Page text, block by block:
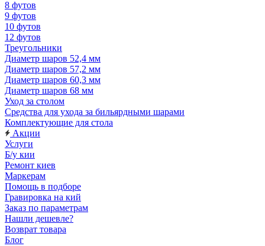
8 футов
9 футов
10 футов
12 футов
Треугольники
Диаметр шаров 52,4 мм
Диаметр шаров 57,2 мм
Диаметр шаров 60,3 мм
Диаметр шаров 68 мм
Уход за столом
Средства для ухода за бильярдными шарами
Комплектующие для стола
Акции
Услуги
Б/у кии
Ремонт киев
Маркерам
Помощь в подборе
Гравировка на кий
Заказ по параметрам
Нашли дешевле?
Возврат товара
Блог